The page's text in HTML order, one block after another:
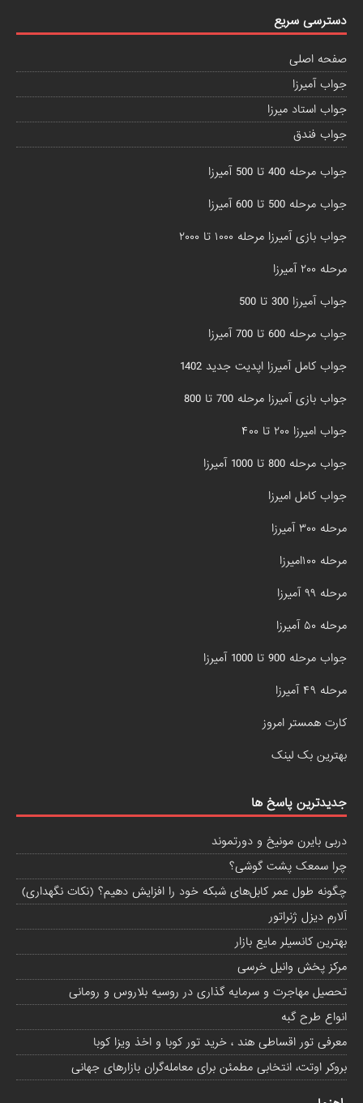
دسترسی سریع
صفحه اصلی
جواب آمیرزا
جواب استاد میرزا
جواب فندق
جواب مرحله 400 تا 500 آمیرزا
جواب مرحله 500 تا 600 آمیرزا
جواب بازی آمیرزا مرحله ۱۰۰۰ تا ۲۰۰۰
مرحله ۲۰۰ آمیرزا
جواب آمیرزا 300 تا 500
جواب مرحله 600 تا 700 آمیرزا
جواب کامل آمیرزا اپدیت جدید 1402
جواب بازی آمیرزا مرحله 700 تا 800
جواب امیرزا ۲۰۰ تا ۴۰۰
جواب مرحله 800 تا 1000 آمیرزا
جواب کامل امیرزا
مرحله ۳۰۰ آمیرزا
مرحله ۱۰۰امیرزا
مرحله ۹۹ آمیرزا
مرحله ۵۰ آمیرزا
جواب مرحله 900 تا 1000 آمیرزا
مرحله ۴۹ آمیرزا
کارت همستر امروز
بهترین بک لینک
جدیدترین پاسخ ها
دربی بایرن مونیخ و دورتموند
چرا سمعک پشت گوشی؟
چگونه طول عمر کابل‌های شبکه خود را افزایش دهیم؟ (نکات نگهداری)
آلارم دیزل ژنراتور
بهترین کانسیلر مایع بازار
مرکز پخش وانیل خرسی
تحصیل مهاجرت و سرمایه گذاری در روسیه بلاروس و رومانی
انواع طرح گبه
معرفی تور اقساطی هند ، خرید تور کوبا و اخذ ویزا کوبا
بروکر اوتت، انتخابی مطمئن برای معامله‌گران بازارهای جهانی